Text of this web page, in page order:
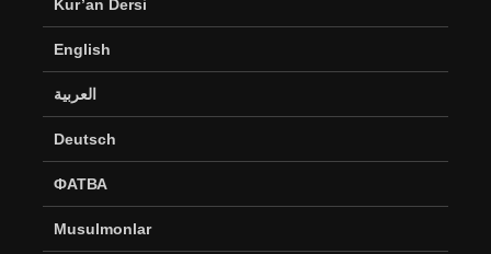
Kur’an Dersi
English
العربية
Deutsch
ФАТВА
Musulmonlar